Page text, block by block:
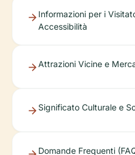
Informazioni per i
Accessibilità
Attrazioni Vicine e
Significato Culturale e
Domande Frequenti